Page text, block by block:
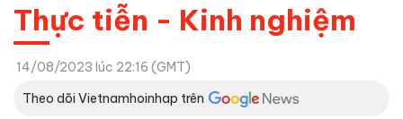
Thực tiễn - Kinh nghiệm
14/08/2023 lúc 22:16 (GMT)
Theo dõi Vietnamhoinhap trên